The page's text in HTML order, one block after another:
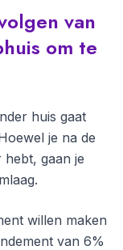
van
om te
huis gaat
je na de
gaan je
willen maken
van 6%